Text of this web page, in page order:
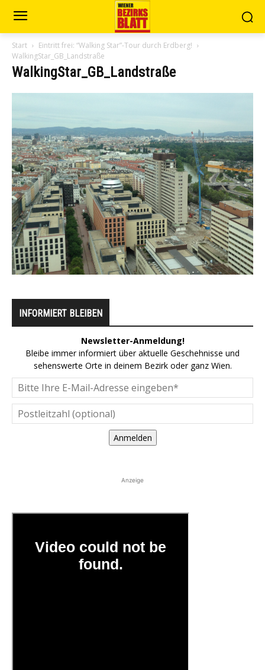
Start
Eintritt frei: “Walking Star”-Tour durch Erdberg!
WalkingStar_GB_Landstraße
WalkingStar_GB_Landstraße
INFORMIERT BLEIBEN
Newsletter-Anmeldung!
Bleibe immer informiert über aktuelle Geschehnisse und
sehenswerte Orte in deinem Bezirk oder ganz Wien.
Anmelden
Anzeige